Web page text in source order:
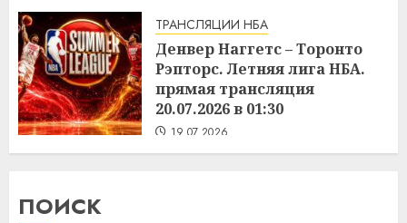
ТРАНСЛЯЦИИ НБА
Денвер Наггетс – Торонто
Рэпторс. Летняя лига НБА.
прямая трансляция
20.07.2026 в 01:30
19.07.2026
ПОИСК